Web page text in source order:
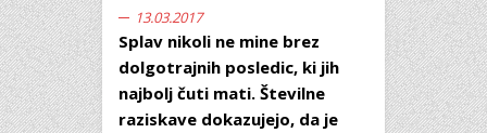
13.03.2017
Splav nikoli ne mine brez
dolgotrajnih posledic, ki jih
najbolj čuti mati. Številne
raziskave dokazujejo, da je